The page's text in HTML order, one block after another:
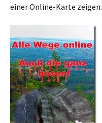
einer Online-Karte zeigen.